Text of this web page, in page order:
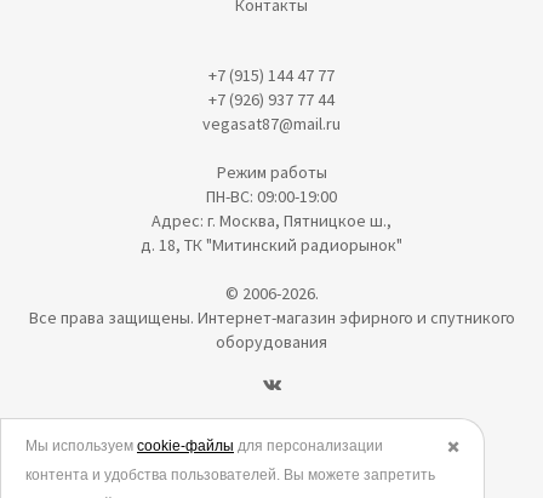
Контакты
+7 (915) 144 47 77
+7 (926) 937 77 44
vegasat87@mail.ru
Режим работы
ПН-ВС: 09:00-19:00
Адрес: г. Москва, Пятницкое ш.,
д. 18, ТК "Митинский радиорынок"
© 2006-2026.
Все права защищены. Интернет-магазин эфирного и спутникого
оборудования
Политика в отношении обработки персональных данных
Согласие на обработку персональных данных
✖️
Мы используем cookie-файлы для персонализации
контента и удобства пользователей. Вы можете запретить